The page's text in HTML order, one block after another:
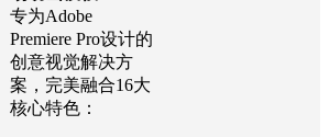
专为Adobe
Premiere Pro设计的
创意视觉解决方
案，完美融合16大
核心特色：